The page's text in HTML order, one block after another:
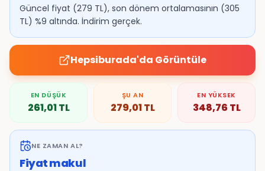
Güncel fiyat (279 TL), son dönem ortalamasının (305
TL) %9 altında. İndirim gerçek.
Hepsiburada'da Görüntüle
EN DÜŞÜK
261,01TL
ŞU AN
279,01TL
EN YÜKSEK
348,76TL
NE ZAMAN AL?
Fiyat makul